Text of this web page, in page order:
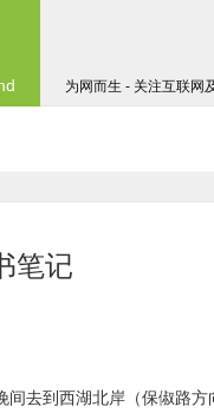
为网而生 - 关注互联网
笔记
去到西湖北岸（保俶路